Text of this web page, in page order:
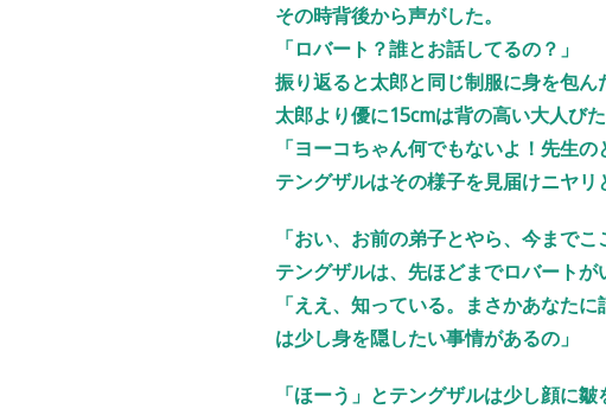
その時背後から声がした。
「ロバート？誰とお話してるの？」
振り返ると太郎と同じ制服に身を包ん
太郎より優に15cmは背の高い大人び
「ヨーコちゃん何でもないよ！先生の
テングザルはその様子を見届けニヤリ
「おい、お前の弟子とやら、今までこ
テングザルは、先ほどまでロバートが
「ええ、知っている。まさかあなた
は少し身を隠したい事情があるの」
「ほーう」とテングザルは少し顔に皺